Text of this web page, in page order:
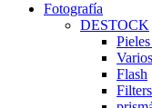
Fotografía
DESTOCK
Varios
Flash
Filters